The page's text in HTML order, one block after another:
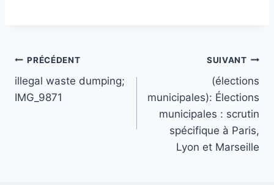
Navigation
de
PRÉCÉDENT
illegal waste dumping;
IMG_9871
SUIVANT
(élections
municipales): Élections
municipales : scrutin
spécifique à Paris,
Lyon et Marseille